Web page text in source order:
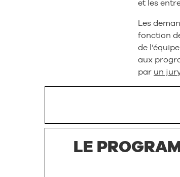
et les
Les
fonction
de
aux
par un
LE